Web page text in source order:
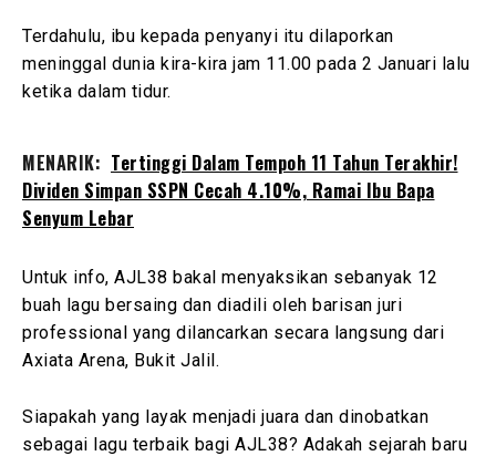
Terdahulu, ibu kepada penyanyi itu dilaporkan
meninggal dunia kira-kira jam 11.00 pada 2 Januari lalu
ketika dalam tidur.
MENARIK: Tertinggi Dalam Tempoh 11 Tahun Terakhir!
Dividen Simpan SSPN Cecah 4.10%, Ramai Ibu Bapa
Senyum Lebar
Untuk info, AJL38 bakal menyaksikan sebanyak 12
buah lagu bersaing dan diadili oleh barisan juri
professional yang dilancarkan secara langsung dari
Axiata Arena, Bukit Jalil.
Siapakah yang layak menjadi juara dan dinobatkan
sebagai lagu terbaik bagi AJL38? Adakah sejarah baru